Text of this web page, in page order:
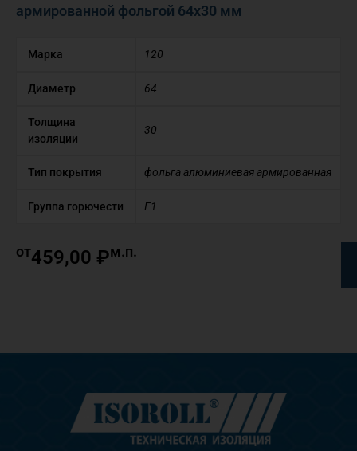
армированной фольгой 64х30 мм
Марка 120
Диаметр 64
Толщина
изоляции
30
Тип покрытия фольга алюминиевая армированная
Группа горючести Г1
от459,00 ₽м.п.